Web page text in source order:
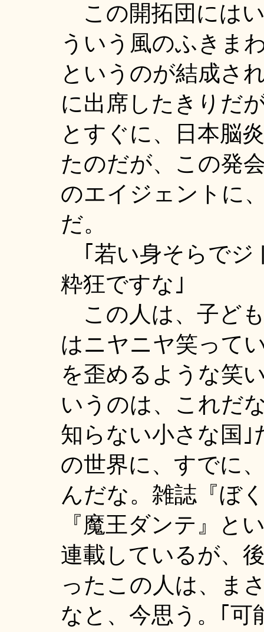
この開拓団には
ういう風のふきま
というのが結成さ
に出席したきりだ
とすぐに、日本脳
たのだが、この発
のエイジェントに
だ。
｢若い身そらでジ
粋狂ですな｣
この人は、子ど
はニヤニヤ笑って
を歪めるような笑
いうのは、これだ
知らない小さな国｣
の世界に、すでに
んだな。雑誌『ぼ
『魔王ダンテ』と
連載しているが、
ったこの人は、ま
なと、今思う。｢可